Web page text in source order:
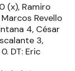
(x), Ramiro
Revello
4, César
3,
DT: Eric